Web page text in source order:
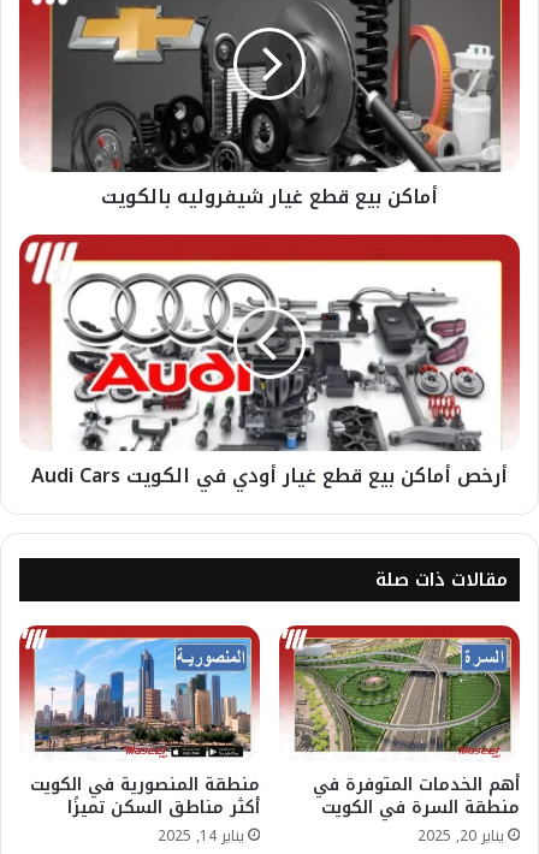
أماكن بيع قطع غيار شيفروليه بالكويت
أرخص أماكن بيع قطع غيار أودي في الكويت Audi Cars
مقالات ذات صلة
أهم الخدمات المتوفرة في
منطقة السرة في الكويت
يناير 20, 2025
منطقة المنصورية في الكويت
أكثر مناطق السكن تميزًا
يناير 14, 2025